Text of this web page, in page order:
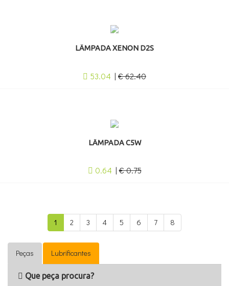
LÂMPADA XENON D2S
53.04 | € 62.40
LÂMPADA C5W
0.64 |€ 0.75
1 2 3 4 5 6 7 8
Peças Lubrificantes
Que peça procura?